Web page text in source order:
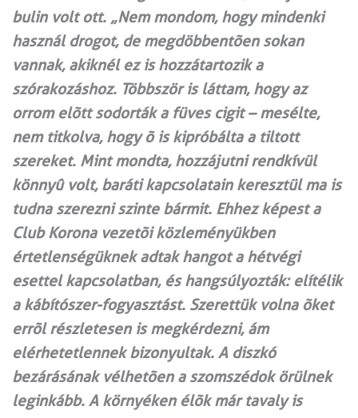
bulin volt ott. „Nem mondom, hogy mindenki
használ drogot, de megdöbbentõen sokan
vannak, akiknél ez is hozzátartozik a
szórakozáshoz. Többször is láttam, hogy az
orrom elõtt sodorták a füves cigit – mesélte,
nem titkolva, hogy õ is kipróbálta a tiltott
szereket. Mint mondta, hozzájutni rendkívül
könnyû volt, baráti kapcsolatain keresztül ma is
tudna szerezni szinte bármit. Ehhez képest a
Club Korona vezetõi közleményükben
értetlenségüknek adtak hangot a hétvégi
esettel kapcsolatban, és hangsúlyozták: elítélik
a kábítószer-fogyasztást. Szerettük volna õket
errõl részletesen is megkérdezni, ám
elérhetetlennek bizonyultak. A diszkó
bezárásának vélhetõen a szomszédok örülnek
leginkább. A környéken élõk már tavaly is